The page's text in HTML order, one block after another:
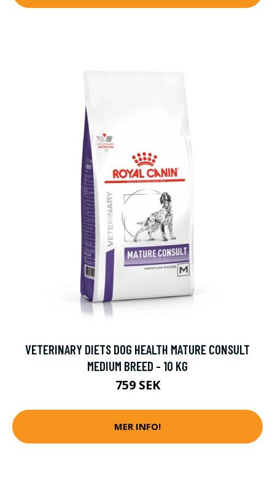
VETERINARY DIETS DOG HEALTH MATURE CONSULT
MEDIUM BREED - 10 KG
759 SEK
MER INFO!